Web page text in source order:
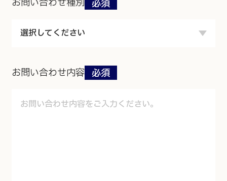
お問い合わせ内容